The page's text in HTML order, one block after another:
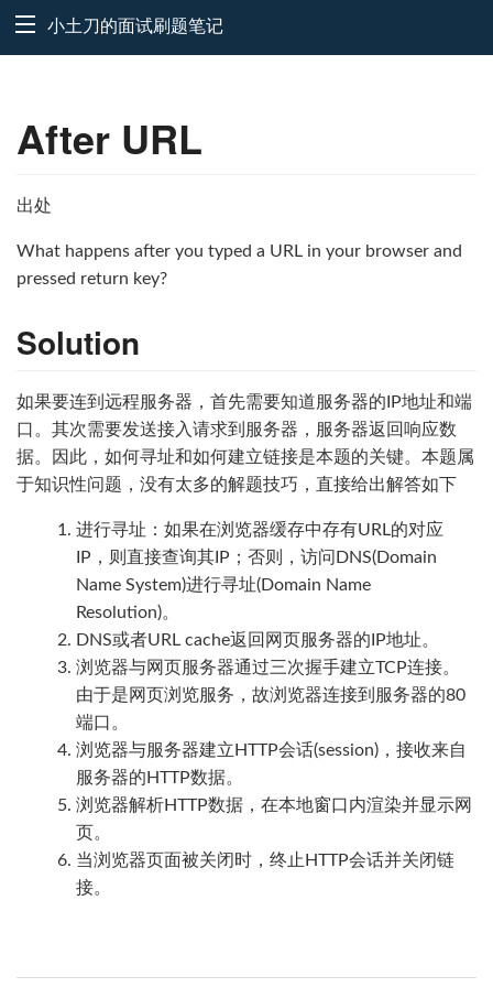
小土刀的面试刷题笔记
After URL
出处
What happens after you typed a URL in your browser and
pressed return key?
Solution
如果要连到远程服务器，首先需要知道服务器的IP地址和端
口。其次需要发送接入请求到服务器，服务器返回响应数
据。因此，如何寻址和如何建立链接是本题的关键。本题属
于知识性问题，没有太多的解题技巧，直接给出解答如下
进行寻址：如果在浏览器缓存中存有URL的对应
IP，则直接查询其IP；否则，访问DNS(Domain
Name System)进行寻址(Domain Name
Resolution)。
DNS或者URL cache返回网页服务器的IP地址。
浏览器与网页服务器通过三次握手建立TCP连接。
由于是网页浏览服务，故浏览器连接到服务器的80
端口。
浏览器与服务器建立HTTP会话(session)，接收来自
服务器的HTTP数据。
浏览器解析HTTP数据，在本地窗口内渲染并显示网
页。
当浏览器页面被关闭时，终止HTTP会话并关闭链
接。